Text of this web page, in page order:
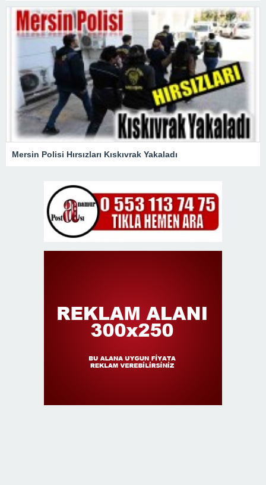
Mersin Polisi Hırsızları Kıskıvrak Yakaladı